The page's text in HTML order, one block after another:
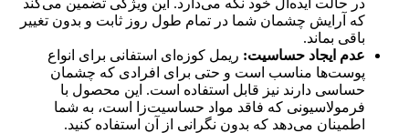
که آرایش چشمان شما در تمام طول روز ثابت و بدون تغییر
باقی بماند.
عدم ایجاد حساسیت: ریمل کوزه‌ای استفانی برای انواع
پوست‌ها مناسب است و حتی برای افرادی که چشمان
حساسی دارند نیز قابل استفاده است. این محصول با
فرمولاسیونی که فاقد مواد حساسیت‌زا است، به شما
اطمینان می‌دهد که بدون نگرانی از آن استفاده کنید.